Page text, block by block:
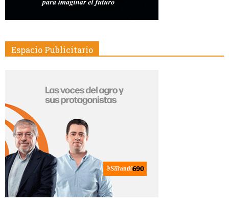
Espacio Publicitario